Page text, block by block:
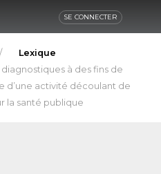
SE CONNECTER
Lexique
à des fins de
d’une activité découlant de
la santé publique